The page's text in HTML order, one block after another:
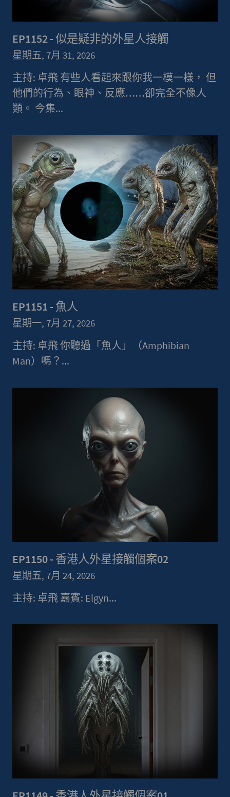
EP1152 - 似是疑非的外星人接觸
星期五, 7月 31, 2026
主持: 卓飛 有些人看起來跟你我一模一樣， 但
他們的行為、眼神、反應……卻完全不像人
類。 今集...
EP1151 - 魚人
星期一, 7月 27, 2026
主持: 卓飛 你聽過「魚人」（Amphibian
Man）嗎？...
EP1150 - 香港人外星接觸個案02
星期五, 7月 24, 2026
主持: 卓飛 嘉賓: Elgyn...